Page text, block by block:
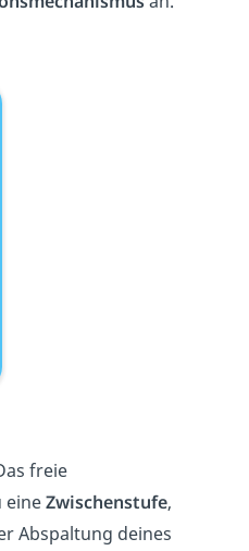
freie
eineZwischenstufe,
Abspaltung deines